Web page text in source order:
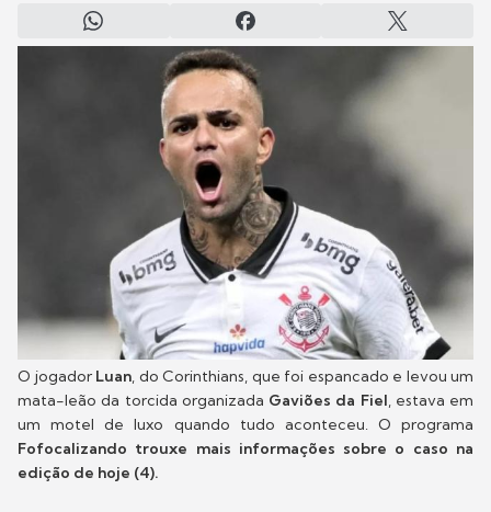
O jogador Luan, do Corinthians, que foi espancado e levou um
mata-leão da torcida organizada Gaviões da Fiel, estava em
um motel de luxo quando tudo aconteceu. O programa
Fofocalizando trouxe mais informações sobre o caso na
edição de hoje (4).